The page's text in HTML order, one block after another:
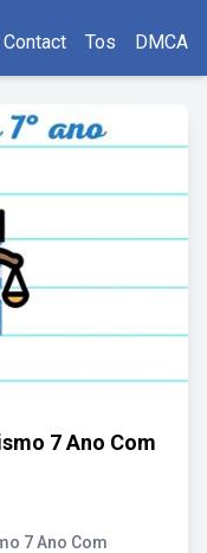
Contact Tos DMCA
7 Ano Com
7 Ano Com